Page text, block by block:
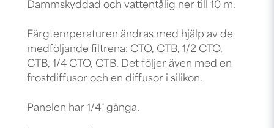
Dammskyddad och vattentålig ner till 10 m.
Färgtemperaturen ändras med hjälp av de
medföljande filtrena: CTO, CTB, 1/2 CTO,
CTB, 1/4 CTO, CTB. Det följer även med en
frostdiffusor och en diffusor i silikon.
Panelen har 1/4" gänga.